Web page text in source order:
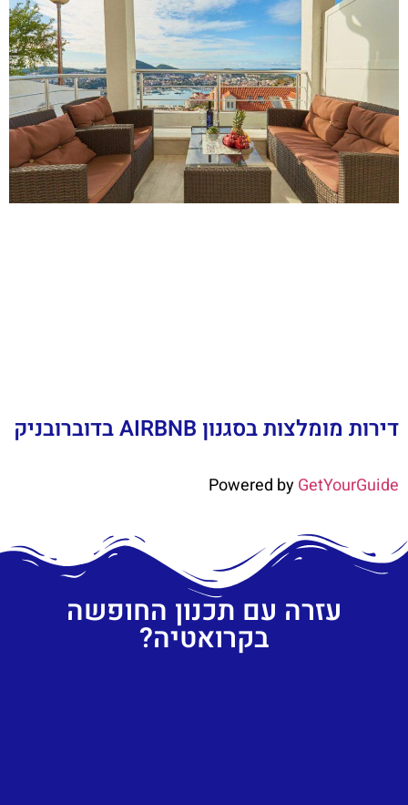
דירות מומלצות בסגנון AIRBNB בדוברובניק
Powered byGetYourGuide
עזרה עם תכנון החופשה
בקרואטיה?